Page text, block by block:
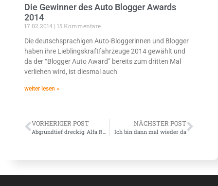
Die Gewinner des Auto Blogger Awards
2014
17.02.2014
15 Kommentare
Die deutschsprachigen Auto-Bloggerinnen und Blogger
haben ihre Lieblingskraftfahrzeuge 2014 gewählt und
da der “Blogger Auto Award” bereits zum dritten Mal
verliehen wird, ist diesmal auch
weiter lesen »
VORHERIGER POST NÄCHSTER POST
Ich bin dann mal wieder da